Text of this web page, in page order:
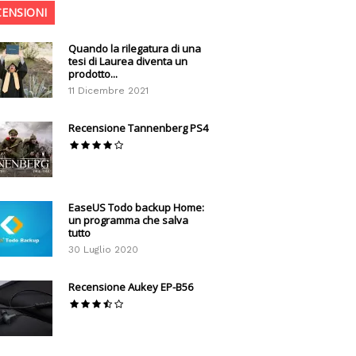
Quando la rilegatura di una
tesi di Laurea diventa un
prodotto...
11 Dicembre 2021
Recensione Tannenberg PS4
EaseUS Todo backup Home:
un programma che salva
tutto
30 Luglio 2020
Recensione Aukey EP-B56